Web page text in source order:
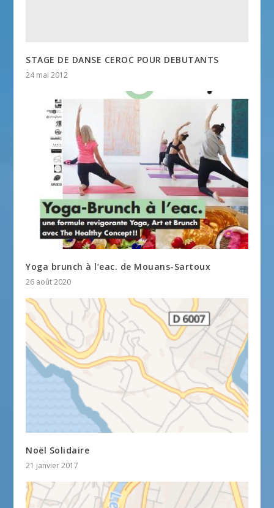
STAGE DE DANSE CEROC POUR DEBUTANTS
24 mai 2012
Yoga brunch à l’eac. de Mouans-Sartoux
26 août 2020
Noël Solidaire
21 janvier 2017